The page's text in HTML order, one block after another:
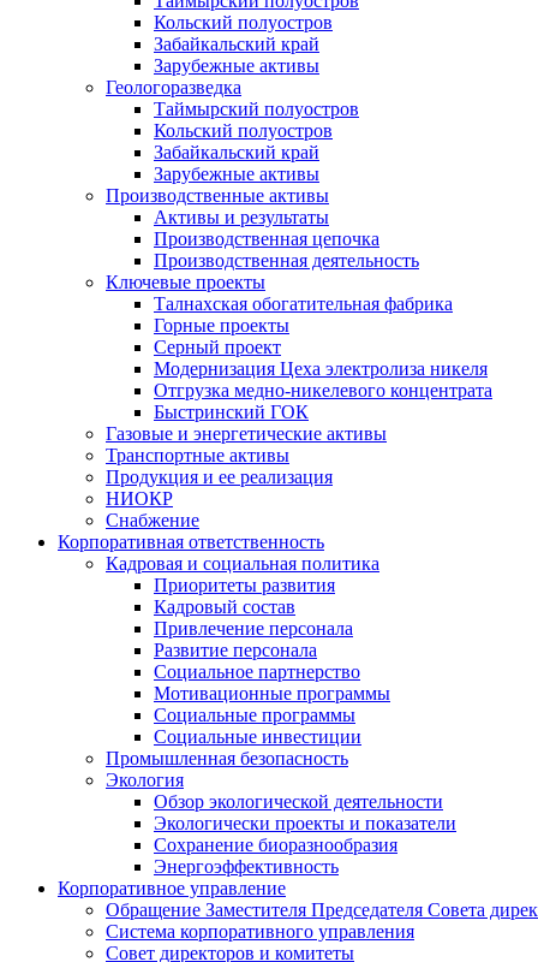
Кольский полуостров
Забайкальский край
Зарубежные активы
Геологоразведка
Таймырский полуостров
Кольский полуостров
Забайкальский край
Зарубежные активы
Производственные активы
Активы и результаты
Производственная цепочка
Производственная деятельность
Ключевые проекты
Талнахская обогатительная фабрика
Горные проекты
Серный проект
Модернизация Цеха электролиза никеля
Отгрузка медно-никелевого концентрата
Быстринский ГОК
Газовые и энергетические активы
Транспортные активы
Продукция и ее реализация
НИОКР
Снабжение
Корпоративная ответственность
Кадровая и социальная политика
Приоритеты развития
Кадровый состав
Привлечение персонала
Развитие персонала
Социальное партнерство
Мотивационные программы
Социальные программы
Социальные инвестиции
Промышленная безопасность
Экология
Обзор экологической деятельности
Экологически проекты и показатели
Сохранение биоразнообразия
Энергоэффективность
Корпоративное управление
Обращение Заместителя Председателя Совета
Система корпоративного управления
Совет директоров и комитеты